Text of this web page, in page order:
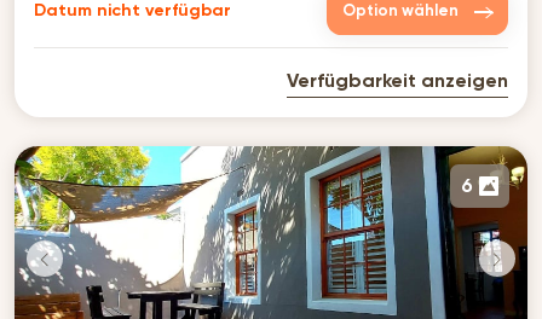
Datum nicht verfügbar Option wählen
Verfügbarkeit anzeigen
6